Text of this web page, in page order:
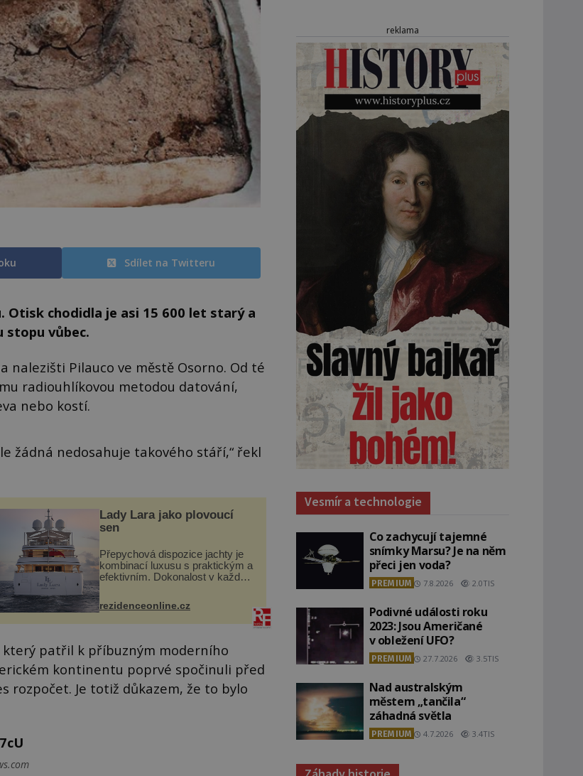
Sdílet na Twitteru
chodidla je asi 15 600 let starý a
stopu vůbec.
nalezišti Pilauco ve městě Osorno. Od té
radiouhlíkovou metodou datování,
nebo kostí.
žádná nedosahuje takového stáří,“ řekl
Lady Lara jako plovoucí
sen
Přepychová dispozice jachty je
kombinací luxusu s praktickým a
efektivním. Dokonalost v každém
Casa, kterou byly vybaveny její
paluby. Monacký přístav nabízí
každoročn...
rezidenceonline.cz
který patřil k příbuzným moderního
kontinentu poprvé spočinuli před
rozpočet. Je totiž důkazem, že to bylo
reklama
Vesmír a technologie
Co zachycují tajemné
snímky Marsu? Je na něm
přeci jen voda?
PREMIUM 7.8.2026 2.0TIS
Podivné události roku
2023: Jsou Američané
v obležení UFO?
PREMIUM 27.7.2026 3.5TIS
Nad australským
městem „tančila“
záhadná světla
PREMIUM 4.7.2026 3.4TIS